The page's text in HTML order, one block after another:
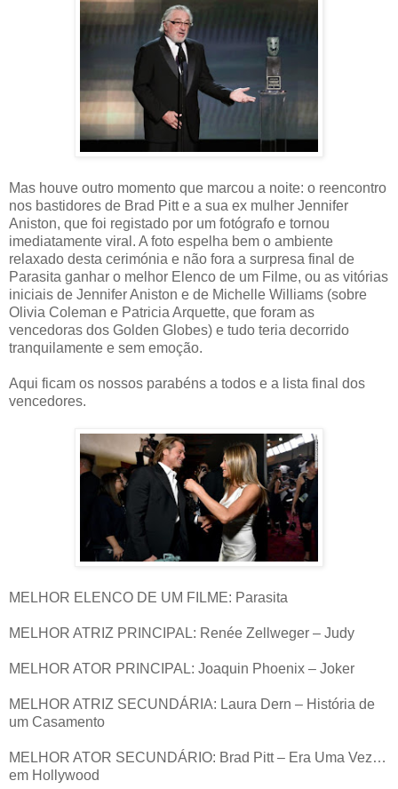
Mas houve outro momento que marcou a noite: o reencontro
nos bastidores de Brad Pitt e a sua ex mulher Jennifer
Aniston, que foi registado por um fotógrafo e tornou
imediatamente viral. A foto espelha bem o ambiente
relaxado desta cerimónia e não fora a surpresa final de
Parasita ganhar o melhor Elenco de um Filme, ou as vitórias
iniciais de Jennifer Aniston e de Michelle Williams (sobre
Olivia Coleman e Patricia Arquette, que foram as
vencedoras dos Golden Globes) e tudo teria decorrido
tranquilamente e sem emoção.
Aqui ficam os nossos parabéns a todos e a lista final dos
vencedores.
MELHOR ELENCO DE UM FILME: Parasita
MELHOR ATRIZ PRINCIPAL: Renée Zellweger – Judy
MELHOR ATOR PRINCIPAL: Joaquin Phoenix – Joker
MELHOR ATRIZ SECUNDÁRIA: Laura Dern – História de
um Casamento
MELHOR ATOR SECUNDÁRIO: Brad Pitt – Era Uma Vez…
em Hollywood